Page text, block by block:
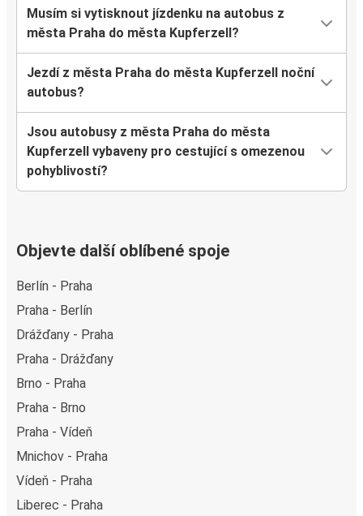
Musím si vytisknout jízdenku na autobus z
města Praha do města Kupferzell?
Jezdí z města Praha do města Kupferzell noční
autobus?
Jsou autobusy z města Praha do města
Kupferzell vybaveny pro cestující s omezenou
pohyblivostí?
Objevte další oblíbené spoje
Berlín - Praha
Praha - Berlín
Drážďany - Praha
Praha - Drážďany
Brno - Praha
Praha - Brno
Praha - Vídeň
Mnichov - Praha
Vídeň - Praha
Liberec - Praha